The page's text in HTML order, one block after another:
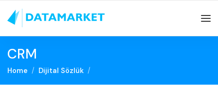
CRM
Home Dijital Sözlük